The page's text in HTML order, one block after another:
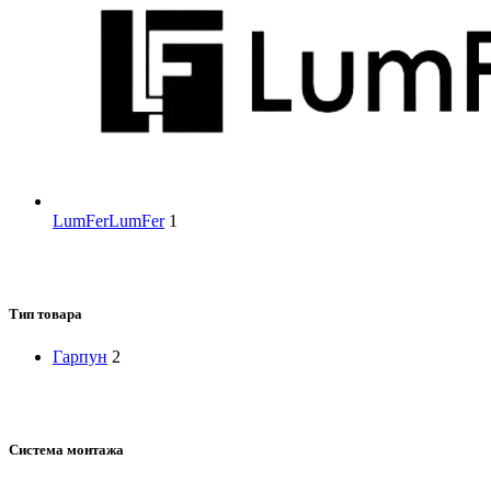
LumFerLumFer 1
Тип товара
Гарпун 2
Система монтажа